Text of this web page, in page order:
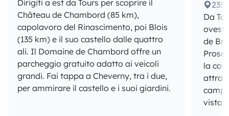
Dirigiti a est da Tours per scoprire il
Château de Chambord (85 km),
capolavoro del Rinascimento, poi Blois
(135 km) e il suo castello dalle quattro
ali. Il Domaine de Chambord offre un
parcheggio gratuito adatto ai veicoli
grandi. Fai tappa a Cheverny, tra i due,
per ammirare il castello e i suoi giardini.
Da
de
la
vista